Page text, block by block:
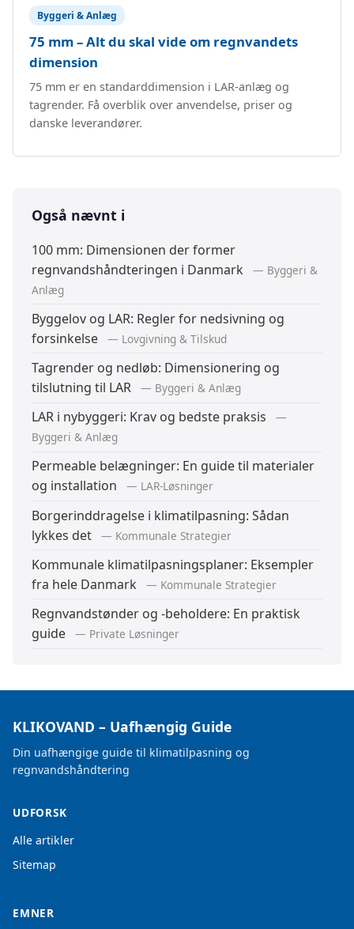
Byggeri & Anlæg
75 mm – Alt du skal vide om regnvandets
dimension
75 mm er en standarddimension i LAR-anlæg og
tagrender. Få overblik over anvendelse, priser og
danske leverandører.
Også nævnt i
100 mm: Dimensionen der former
regnvandshåndteringen i Danmark
— Byggeri &
Anlæg
Byggelov og LAR: Regler for nedsivning og
forsinkelse
— Lovgivning & Tilskud
Tagrender og nedløb: Dimensionering og
tilslutning til LAR
— Byggeri & Anlæg
LAR i nybyggeri: Krav og bedste praksis
—
Byggeri & Anlæg
Permeable belægninger: En guide til materialer
og installation
— LAR-Løsninger
Borgerinddragelse i klimatilpasning: Sådan
lykkes det
— Kommunale Strategier
Kommunale klimatilpasningsplaner: Eksempler
fra hele Danmark
— Kommunale Strategier
Regnvandstønder og -beholdere: En praktisk
guide
— Private Løsninger
KLIKOVAND – Uafhængig Guide
Din uafhængige guide til klimatilpasning og
regnvandshåndtering
UDFORSK
Alle artikler
Sitemap
EMNER